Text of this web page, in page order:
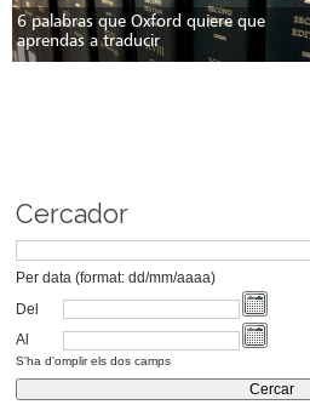
6 palabras que Oxford quiere que
aprendas a traducir
Cercador
Per data (format: dd/mm/aaaa)
Del
Al
S'ha d'omplir els dos camps